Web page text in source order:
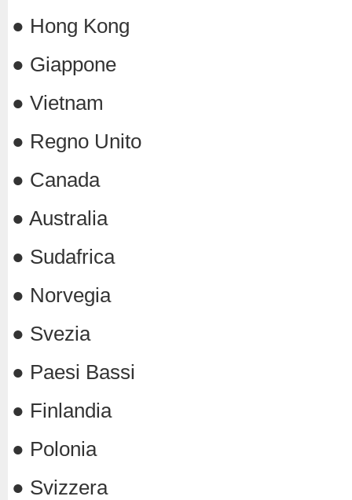
● Hong Kong
● Giappone
● Vietnam
● Regno Unito
● Canada
● Australia
● Sudafrica
● Norvegia
● Svezia
● Paesi Bassi
● Finlandia
● Polonia
● Svizzera